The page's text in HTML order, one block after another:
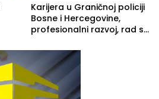
Karijera u Graničnoj policiji
Bosne i Hercegovine,
profesionalni razvoj, rad sa
služba građanima